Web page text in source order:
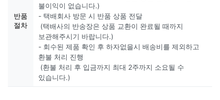
반품
절차
불이익이 없습니다.)
- 택배회사 방문 시 반품 상품 전달
(택배사의 반송장은 상품 교환이 완료될 때까지
보관해주시기 바랍니다.)
- 회수된 제품 확인 후 하자없을시 배송비를 제외하고
환불 처리 진행
(환불 처리 후 입금까지 최대 2주까지 소요될 수
있습니다.)